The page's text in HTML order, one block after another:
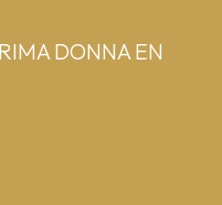
DONNA EN